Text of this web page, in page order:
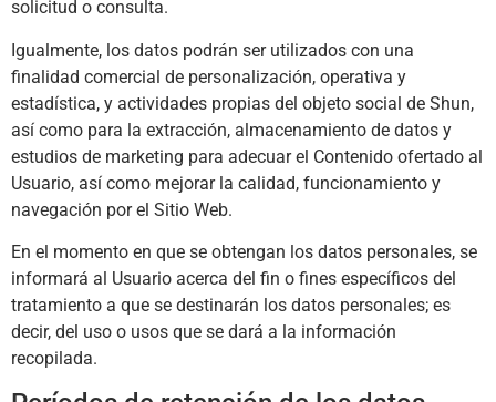
solicitud o consulta.
Igualmente, los datos podrán ser utilizados con una
finalidad comercial de personalización, operativa y
estadística, y actividades propias del objeto social de Shun,
así como para la extracción, almacenamiento de datos y
estudios de marketing para adecuar el Contenido ofertado al
Usuario, así como mejorar la calidad, funcionamiento y
navegación por el Sitio Web.
En el momento en que se obtengan los datos personales, se
informará al Usuario acerca del fin o fines específicos del
tratamiento a que se destinarán los datos personales; es
decir, del uso o usos que se dará a la información
recopilada.